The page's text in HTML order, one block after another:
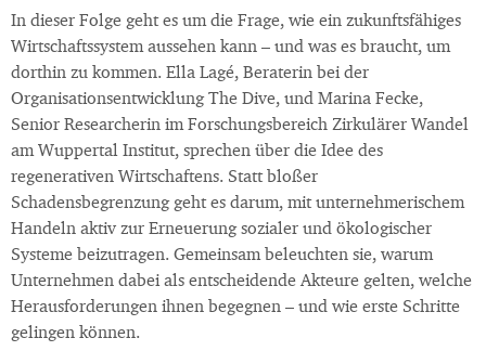
In dieser Folge geht es um die Frage, wie ein zukunftsfähiges
Wirtschaftssystem aussehen kann – und was es braucht, um
dorthin zu kommen. Ella Lagé, Beraterin bei der
Organisationsentwicklung The Dive, und Marina Fecke,
Senior Researcherin im Forschungsbereich Zirkulärer Wandel
am Wuppertal Institut, sprechen über die Idee des
regenerativen Wirtschaftens. Statt bloßer
Schadensbegrenzung geht es darum, mit unternehmerischem
Handeln aktiv zur Erneuerung sozialer und ökologischer
Systeme beizutragen. Gemeinsam beleuchten sie, warum
Unternehmen dabei als entscheidende Akteure gelten, welche
Herausforderungen ihnen begegnen – und wie erste Schritte
gelingen können.